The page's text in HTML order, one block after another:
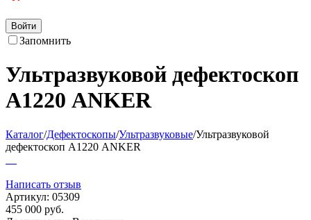
Войти
Запомнить
Ультразвуковой дефектоскоп
А1220 ANKER
Каталог/Дефектоскопы/Ультразвуковые/Ультразвуковой
дефектоскоп А1220 ANKER
Написать отзыв
Артикул: 05309
455 000 руб.